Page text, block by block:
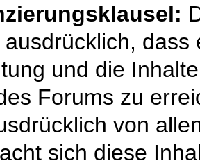
und die
Forums zu
von
sich diese